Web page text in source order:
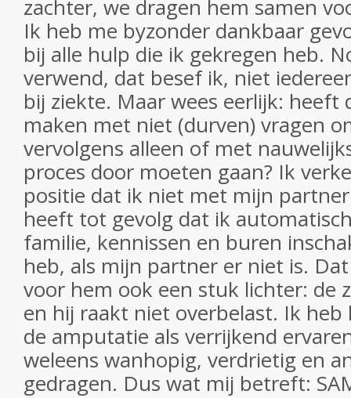
zachter, we dragen hem samen
Ik heb me byzonder dankbaar
bij alle hulp die ik gekregen heb.
verwend, dat besef ik, niet
bij ziekte. Maar wees eerlijk: heeft
maken met niet (durven) vragen
vervolgens alleen of met
proces door moeten gaan? Ik
positie dat ik niet met mijn
heeft tot gevolg dat ik
familie, kennissen en buren
heb, als mijn partner er niet is.
voor hem ook een stuk lichter: de
en hij raakt niet overbelast. Ik heb
de amputatie als verrijkend
weleens wanhopig, verdrietig en
gedragen. Dus wat mij betreft: